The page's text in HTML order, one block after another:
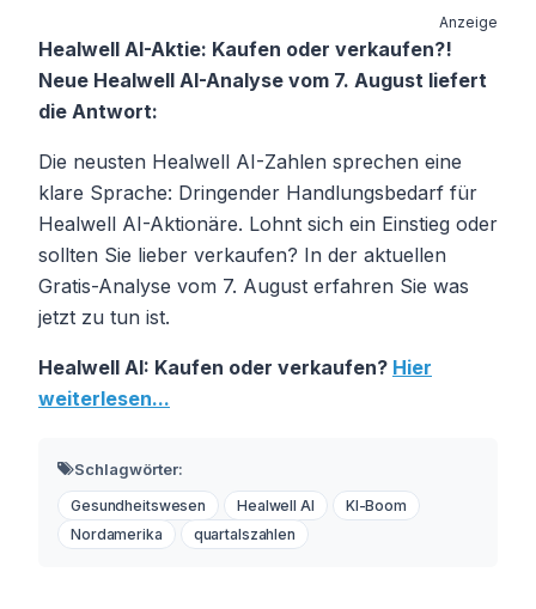
Anzeige
Healwell AI-Aktie: Kaufen oder verkaufen?!
Neue Healwell AI-Analyse vom 7. August liefert
die Antwort:
Die neusten Healwell AI-Zahlen sprechen eine
klare Sprache: Dringender Handlungsbedarf für
Healwell AI-Aktionäre. Lohnt sich ein Einstieg oder
sollten Sie lieber verkaufen? In der aktuellen
Gratis-Analyse vom 7. August erfahren Sie was
jetzt zu tun ist.
Healwell AI: Kaufen oder verkaufen? Hier
weiterlesen...
Schlagwörter:
Gesundheitswesen Healwell AI
KI-Boom
Nordamerika
quartalszahlen